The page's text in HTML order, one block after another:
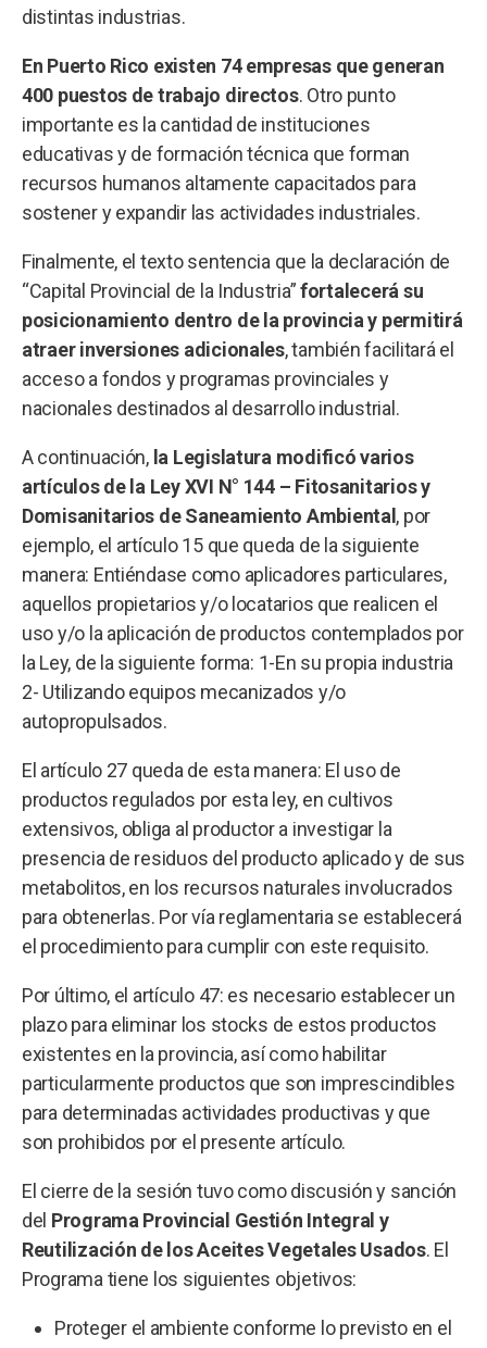
distintas industrias.
En Puerto Rico existen 74 empresas que generan
400 puestos de trabajo directos. Otro punto
importante es la cantidad de instituciones
educativas y de formación técnica que forman
recursos humanos altamente capacitados para
sostener y expandir las actividades industriales.
Finalmente, el texto sentencia que la declaración de
“Capital Provincial de la Industria”fortalecerá su
posicionamiento dentro de la provincia y permitirá
atraer inversiones adicionales, también facilitará el
acceso a fondos y programas provinciales y
nacionales destinados al desarrollo industrial.
A continuación, la Legislatura modificó varios
artículos de la Ley XVI N° 144 – Fitosanitarios y
Domisanitarios de Saneamiento Ambiental , por
ejemplo, el artículo 15 que queda de la siguiente
manera: Entiéndase como aplicadores particulares,
aquellos propietarios y/o locatarios que realicen el
uso y/o la aplicación de productos contemplados por
la Ley, de la siguiente forma: 1-En su propia industria
2- Utilizando equipos mecanizados y/o
autopropulsados.
El artículo 27 queda de esta manera: El uso de
productos regulados por esta ley, en cultivos
extensivos, obliga al productor a investigar la
presencia de residuos del producto aplicado y de sus
metabolitos, en los recursos naturales involucrados
para obtenerlas. Por vía reglamentaria se establecerá
el procedimiento para cumplir con este requisito.
Por último, el artículo 47: es necesario establecer un
plazo para eliminar los stocks de estos productos
existentes en la provincia, así como habilitar
particularmente productos que son imprescindibles
para determinadas actividades productivas y que
son prohibidos por el presente artículo.
El cierre de la sesión tuvo como discusión y sanción
del Programa Provincial Gestión Integral y
Reutilización de los Aceites Vegetales Usados. El
Programa tiene los siguientes objetivos:
Proteger el ambiente conforme lo previsto en el